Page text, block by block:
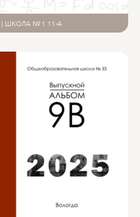
| ШКОЛА № 1 11-А